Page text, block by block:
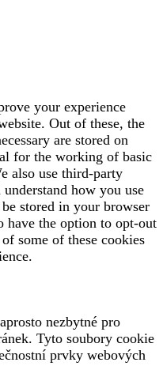
your experience
Out of these, the
are stored on
for the working of basic
also use third-party
how you use
stored in your browser
have the option to opt-out
some of these cookies
nezbytné pro
Tyto soubory cookie
prvky webových